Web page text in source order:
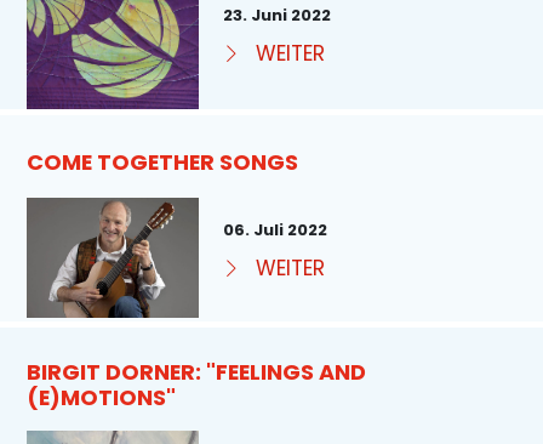
23. Juni 2022
WEITER
COME TOGETHER SONGS
06. Juli 2022
WEITER
BIRGIT DORNER: "FEELINGS AND
(E)MOTIONS"